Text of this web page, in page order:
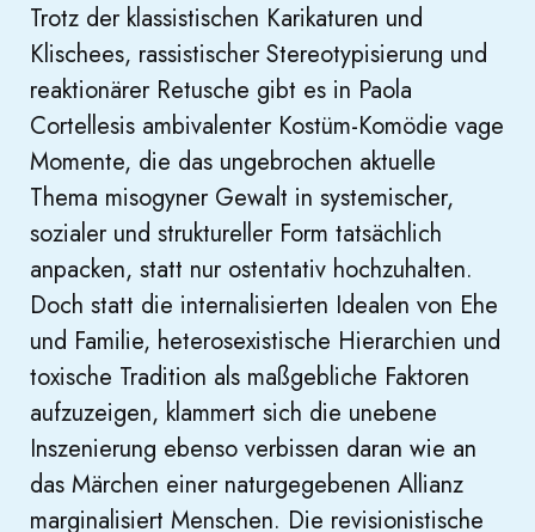
Trotz der klassistischen Karikaturen und
Klischees, rassistischer Stereotypisierung und
reaktionärer Retusche gibt es in Paola
Cortellesis ambivalenter Kostüm-Komödie vage
Momente, die das ungebrochen aktuelle
Thema misogyner Gewalt in systemischer,
sozialer und struktureller Form tatsächlich
anpacken, statt nur ostentativ hochzuhalten.
Doch statt die internalisierten Idealen von Ehe
und Familie, heterosexistische Hierarchien und
toxische Tradition als maßgebliche Faktoren
aufzuzeigen, klammert sich die unebene
Inszenierung ebenso verbissen daran wie an
das Märchen einer naturgegebenen Allianz
marginalisiert Menschen. Die revisionistische